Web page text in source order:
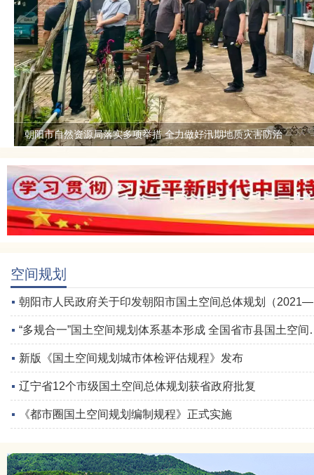
空间规划
朝阳市人民政府关于印发朝阳市国土空间总体规划（2021—2035年）的通知
“多规合一”国土空间规划体系基本形成 全国省市县国土空间总体规划进入全面实施阶段
新版《国土空间规划城市体检评估规程》发布
辽宁省12个市级国土空间总体规划获省政府批复
《都市圈国土空间规划编制规程》正式实施